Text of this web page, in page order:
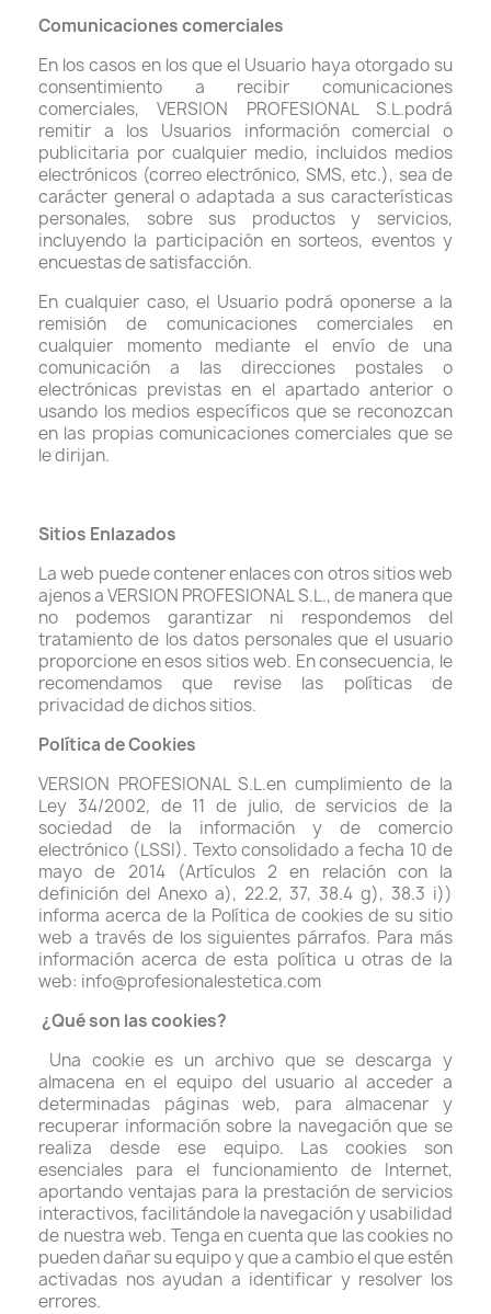
Comunicaciones comerciales
En los casos en los que el Usuario haya otorgado su
consentimiento a recibir comunicaciones
comerciales, VERSION PROFESIONAL S.L.podrá
remitir a los Usuarios información comercial o
publicitaria por cualquier medio, incluidos medios
electrónicos (correo electrónico, SMS, etc.), sea de
carácter general o adaptada a sus características
personales, sobre sus productos y servicios,
incluyendo la participación en sorteos, eventos y
encuestas de satisfacción.
En cualquier caso, el Usuario podrá oponerse a la
remisión de comunicaciones comerciales en
cualquier momento mediante el envío de una
comunicación a las direcciones postales o
electrónicas previstas en el apartado anterior o
usando los medios específicos que se reconozcan
en las propias comunicaciones comerciales que se
le dirijan.
Sitios Enlazados
La web puede contener enlaces con otros sitios web
ajenos a VERSION PROFESIONAL S.L., de manera que
no podemos garantizar ni respondemos del
tratamiento de los datos personales que el usuario
proporcione en esos sitios web. En consecuencia, le
recomendamos que revise las políticas de
privacidad de dichos sitios.
Política de Cookies
VERSION PROFESIONAL S.L.en cumplimiento de la
Ley 34/2002, de 11 de julio, de servicios de la
sociedad de la información y de comercio
electrónico (LSSI). Texto consolidado a fecha 10 de
mayo de 2014 (Artículos 2 en relación con la
definición del Anexo a), 22.2, 37, 38.4 g), 38.3 i))
informa acerca de la Política de cookies de su sitio
web a través de los siguientes párrafos. Para más
información acerca de esta política u otras de la
web: info@profesionalestetica.com
¿Qué son las cookies?
Una cookie es un archivo que se descarga y
almacena en el equipo del usuario al acceder a
determinadas páginas web, para almacenar y
recuperar información sobre la navegación que se
realiza desde ese equipo. Las cookies son
esenciales para el funcionamiento de Internet,
aportando ventajas para la prestación de servicios
interactivos, facilitándole la navegación y usabilidad
de nuestra web. Tenga en cuenta que las cookies no
pueden dañar su equipo y que a cambio el que estén
activadas nos ayudan a identificar y resolver los
errores.